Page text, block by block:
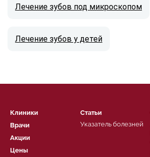
Лечение зубов под микроскопом
Лечение зубов у детей
Клиники
Врачи
Акции
Цены
Статьи
Указатель болезней